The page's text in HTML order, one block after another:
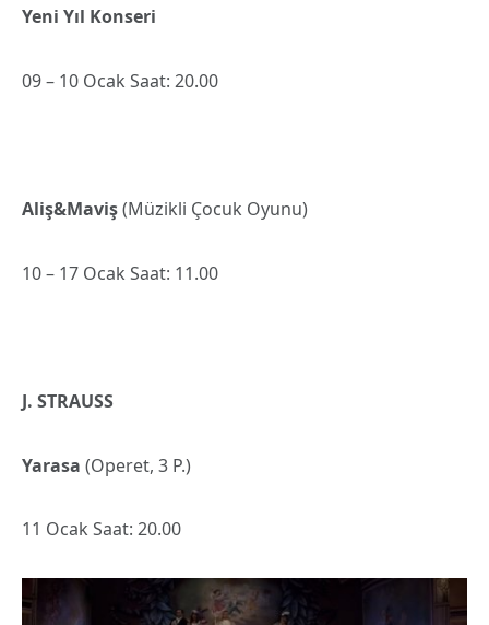
Yeni Yıl Konseri
09 – 10 Ocak Saat: 20.00
Aliş&Maviş(Müzikli Çocuk Oyunu)
10 – 17 Ocak Saat: 11.00
J. STRAUSS
Yarasa (Operet, 3 P.)
11 Ocak Saat: 20.00